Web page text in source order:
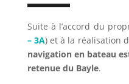
Suite à l’accord du
– 3A) et à la réalisation
navigation en bateau
retenue du Bayle.